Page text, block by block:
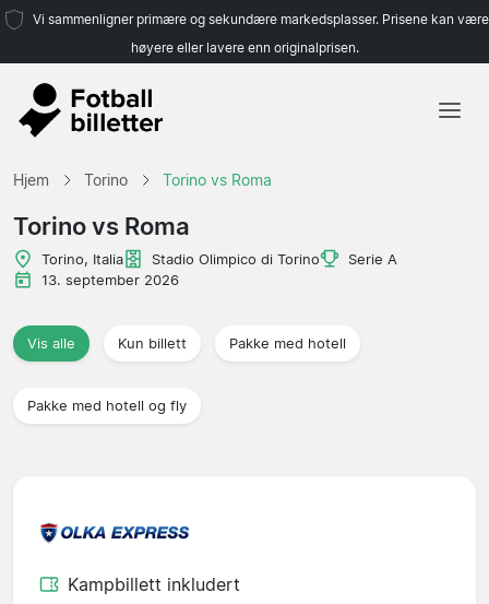
Vi sammenligner primære og sekundære markedsplasser. Prisene kan være
høyere eller lavere enn originalprisen.
Hjem Torino Torino vs Roma
Torino vs Roma
Torino, Italia Stadio Olimpico di Torino
Serie A
13. september 2026
Vis alle Kun billett Pakke med hotell
Pakke med hotell og fly
Kampbillett inkludert